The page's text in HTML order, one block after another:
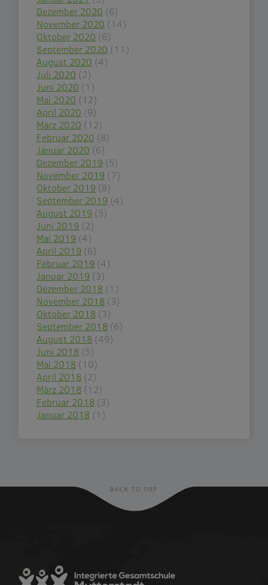
Dezember 2020 (6)
November 2020 (14)
Oktober 2020 (6)
September 2020 (11)
August 2020 (4)
Juli 2020 (2)
Juni 2020 (1)
Mai 2020 (12)
April 2020 (9)
März 2020 (12)
Februar 2020 (8)
Januar 2020 (6)
Dezember 2019 (5)
November 2019 (7)
Oktober 2019 (8)
September 2019 (4)
August 2019 (5)
Juni 2019 (2)
Mai 2019 (4)
April 2019 (6)
Februar 2019 (4)
Januar 2019 (3)
Dezember 2018 (1)
November 2018 (3)
Oktober 2018 (3)
September 2018 (6)
August 2018 (49)
Juni 2018 (5)
Mai 2018 (10)
April 2018 (2)
März 2018 (12)
Februar 2018 (3)
Januar 2018 (1)
BACK TO TOP